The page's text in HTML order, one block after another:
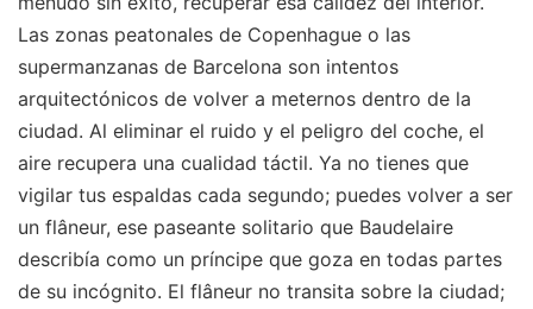
Las zonas peatonales de Copenhague o las
supermanzanas de Barcelona son intentos
arquitectónicos de volver a meternos dentro de la
ciudad. Al eliminar el ruido y el peligro del coche, el
aire recupera una cualidad táctil. Ya no tienes que
vigilar tus espaldas cada segundo; puedes volver a ser
un flâneur, ese paseante solitario que Baudelaire
describía como un príncipe que goza en todas partes
de su incógnito. El flâneur no transita sobre la ciudad;